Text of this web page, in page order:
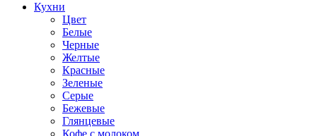
Кухни
Цвет
Белые
Черные
Желтые
Красные
Зеленые
Серые
Бежевые
Глянцевые
Кофе с молоком